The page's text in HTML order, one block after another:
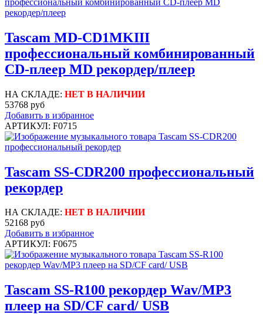
Tascam MD-CD1MKIII
профессиональный комбинированный
CD-плеер MD рекордер/плеер
НА СКЛАДЕ: НЕТ В НАЛИЧИИ
53768 руб
Добавить в избранное
АРТИКУЛ: F0715
Tascam SS-CDR200 профессиональный
рекордер
НА СКЛАДЕ: НЕТ В НАЛИЧИИ
52168 руб
Добавить в избранное
АРТИКУЛ: F0675
Tascam SS-R100 рекордер Wav/MP3
плеер на SD/CF card/ USB